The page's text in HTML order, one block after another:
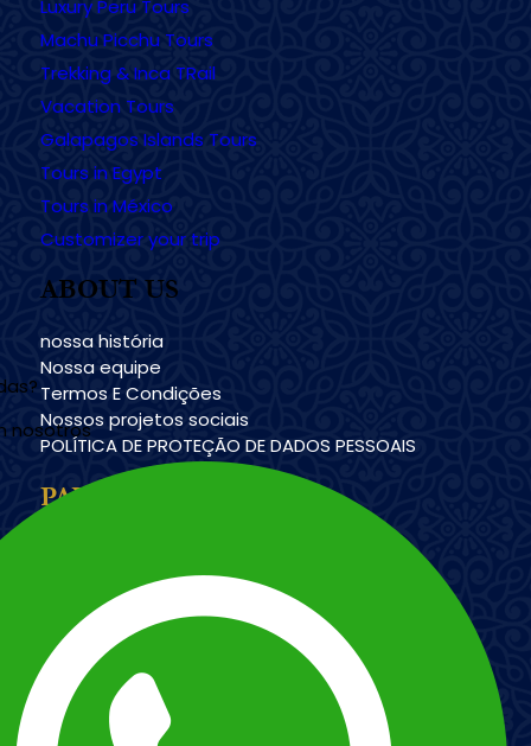
nosotros
Luxury Peru Tours
Machu Picchu Tours
Trekking & Inca TRail
Vacation Tours
Galapagos Islands Tours
Tours in Egypt
Tours in México
Customizer your trip
ABOUT US
nossa história
Nossa equipe
Termos E Condições
Nossos projetos sociais
POLÍTICA DE PROTEÇÃO DE DADOS PESSOAIS
PAYMENT METHODS
Imagem